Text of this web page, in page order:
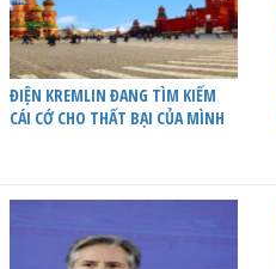
ĐIỆN KREMLIN ĐANG TÌM KIẾM
CÁI CỚ CHO THẤT BẠI CỦA MÌNH